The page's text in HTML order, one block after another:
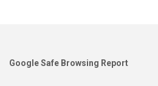
Google Safe Browsing Report